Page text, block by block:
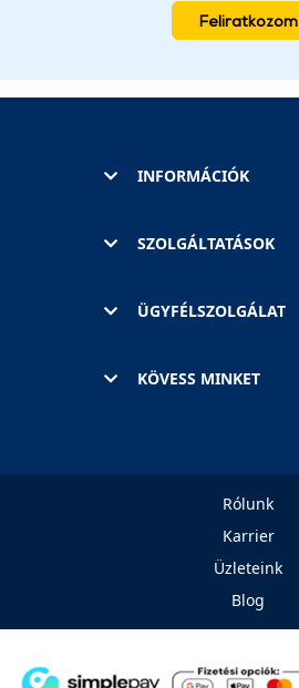
Feliratkozom
INFORMÁCIÓK
SZOLGÁLTATÁSOK
ÜGYFÉLSZOLGÁLAT
KÖVESS MINKET
Rólunk
Karrier
Üzleteink
Blog